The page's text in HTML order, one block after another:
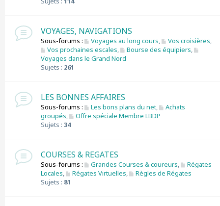
VOYAGES, NAVIGATIONS
Sous-forums : Voyages au long cours, Vos croisières,
Vos prochaines escales, Bourse des équipiers,
Voyages dans le Grand Nord
Sujets : 261
LES BONNES AFFAIRES
Sous-forums : Les bons plans du net,
Achats
groupés,
Offre spéciale Membre LBDP
Sujets : 34
COURSES & REGATES
Sous-forums : Grandes Courses & coureurs,
Régates
Locales, Régates Virtuelles,
Règles de Régates
Sujets : 81